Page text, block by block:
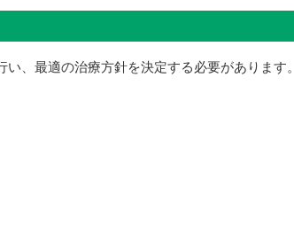
、最適の治療方針を決定する必要があります。